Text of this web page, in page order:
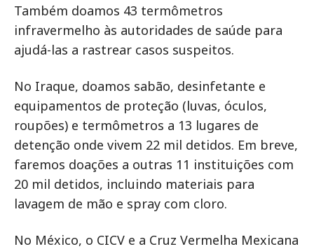
Também doamos 43 termômetros
infravermelho às autoridades de saúde para
ajudá-las a rastrear casos suspeitos.
No Iraque, doamos sabão, desinfetante e
equipamentos de proteção (luvas, óculos,
roupões) e termômetros a 13 lugares de
detenção onde vivem 22 mil detidos. Em breve,
faremos doações a outras 11 instituições com
20 mil detidos, incluindo materiais para
lavagem de mão e spray com cloro.
No México, o CICV e a Cruz Vermelha Mexicana